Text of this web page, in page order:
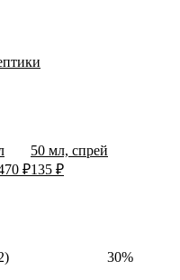
₽
50 мл, спрей
135 ₽
30%